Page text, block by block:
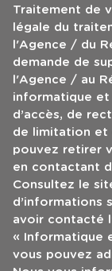
Traitement de
légale du
l'Agence / du
demande de
l'Agence / au
informatique et
d’accès, de
de limitation et
pouvez retirer
en contactant
Consultez le
d’informations
avoir contacté
« Informatique
vous pouvez